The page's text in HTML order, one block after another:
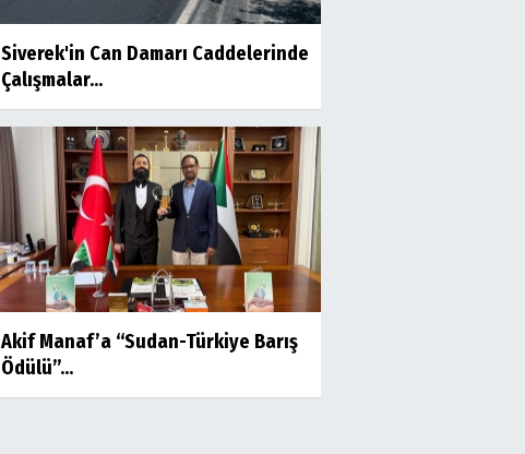
Alt yapıya önem verilmeli
AV. MÜSLÜM YAVUZ
Savaşın Kazananı Olmaz,
Bedelini Herkes Öder
Siverek'in Can Damarı Caddelerinde
Çalışmalar...
Akif Manaf’a “Sudan-Türkiye Barış
Ödülü”...